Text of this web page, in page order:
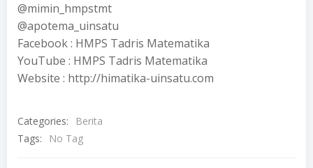
@mimin_hmpstmt
@apotema_uinsatu
Facebook : HMPS Tadris Matematika
YouTube : HMPS Tadris Matematika
Website : http://himatika-uinsatu.com
Categories:
Berita
Tags:
No Tag